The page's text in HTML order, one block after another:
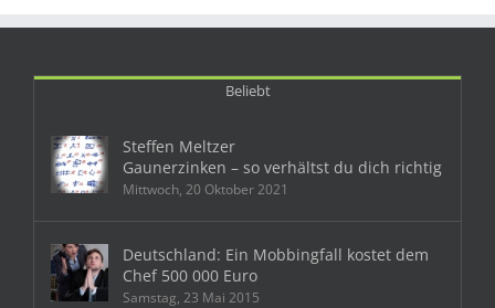
Beliebt
Steffen Meltzer
Gaunerzinken – so verhältst du dich richtig
Mittwoch, 20 Oktober 2021
Deutschland: Ein Mobbingfall kostet dem
Chef 500 000 Euro
Samstag, 23 Mai 2015